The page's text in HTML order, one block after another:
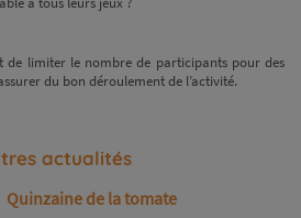
de limiter le nombre de participants pour des
du bon déroulement de l’activité.
actualités
Quinzaine de la tomate